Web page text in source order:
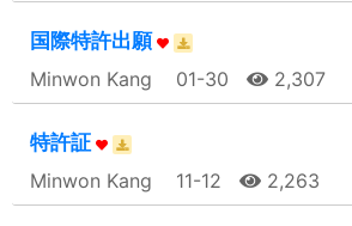
国際特許出願
Minwon Kang 01-30 2,307
特許証
Minwon Kang 11-12 2,263